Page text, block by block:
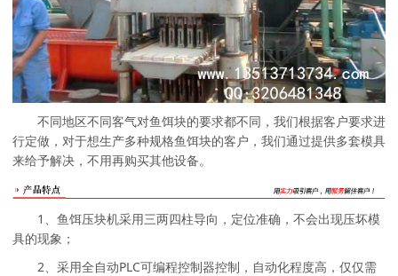
不同地区不同客气对鱼饵块的要求都不同，我们根据客户要求进
行定做，对于想生产多种规格鱼饵块的客户，我们通过提供多套模具
来给予解决，不用再购买其他设备。
1、鱼饵压块机采用三两四柱导向，定位准确，不会出现压坏模
具的现象；
2、采用全自动PLC可编程控制器控制，自动化程度高，仅仅需